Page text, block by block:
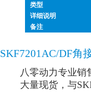
类型
详细说明
备注
SKF7201AC/DF角
八零动力专业销
大量现货，与